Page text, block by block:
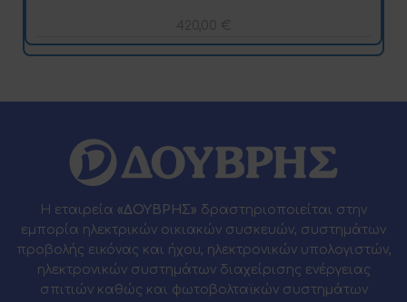
420,00 €
Η εταιρεία «ΔΟΥΒΡΗΣ» δραστηριοποιείται στην
εμπορία ηλεκτρικών οικιακών συσκευών, συστημάτων
προβολής εικόνας και ήχου, ηλεκτρονικών υπολογιστών,
ηλεκτρονικών συστημάτων διαχείρισης ενέργειας
σπιτιών καθώς και φωτοβολταϊκών συστημάτων